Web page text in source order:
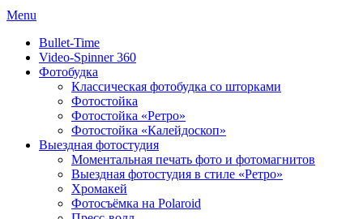
Menu
Bullet-Time
Video-Spinner 360
Фотобудка
Классическая фотобудка со шторками
Фотостойка
Фотостойка «Ретро»
Фотостойка «Калейдоскоп»
Выездная фотостудия
Моментальная печать фото и фотомагнитов
Выездная фотостудия в стиле «Ретро»
Хромакей
Фотосъёмка на Polaroid